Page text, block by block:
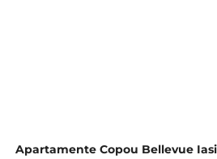
Apartamente Copou Bellevue Iasi